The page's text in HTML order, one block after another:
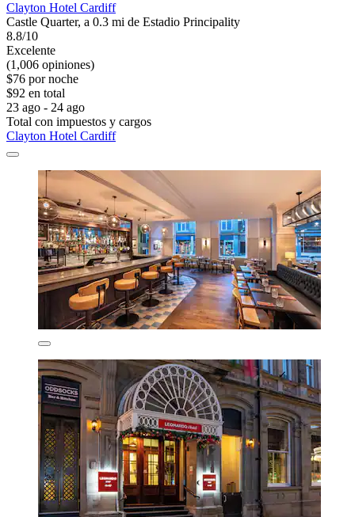
Clayton Hotel Cardiff
Castle Quarter, a 0.3 mi de Estadio Principality
8.8/10
Excelente
(1,006 opiniones)
$76 por noche
$92 en total
23 ago - 24 ago
Total con impuestos y cargos
Clayton Hotel Cardiff